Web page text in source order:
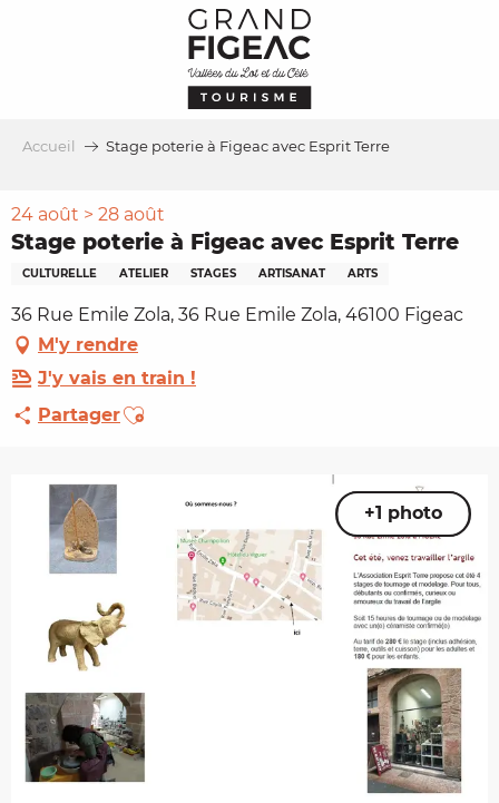
Accueil Stage poterie à Figeac avec Esprit Terre
24 août > 28 août
Stage poterie à Figeac avec Esprit Terre
CULTURELLE ATELIER STAGES ARTISANAT ARTS
36 Rue Emile Zola, 36 Rue Emile Zola, 46100 Figeac
M'y rendre
J'y vais en train !
PartagerAjouter aux favoris
+1 photo